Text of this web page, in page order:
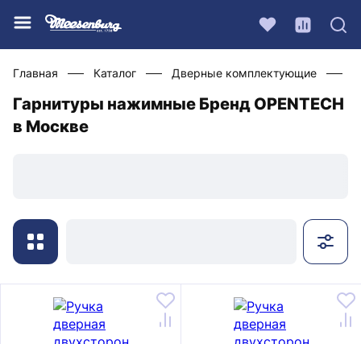
Главная Каталог Дверные комплектующие
Гарнитуры нажимные Бренд OPENTECH
в Москве